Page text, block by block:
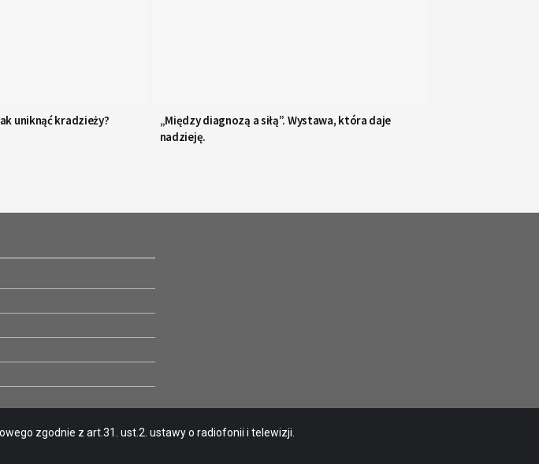
uniknąć kradzieży?
„Między diagnozą a siłą”. Wystawa, która daje
nadzieję.
zgodnie z art.31. ust.2. ustawy o radiofonii i telewizji.